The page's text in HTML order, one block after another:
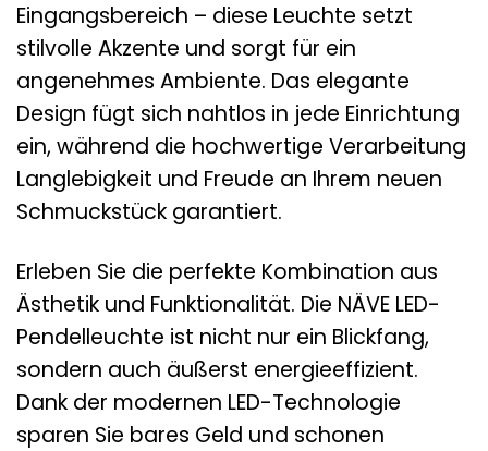
Eingangsbereich – diese Leuchte setzt
stilvolle Akzente und sorgt für ein
angenehmes Ambiente. Das elegante
Design fügt sich nahtlos in jede Einrichtung
ein, während die hochwertige Verarbeitung
Langlebigkeit und Freude an Ihrem neuen
Schmuckstück garantiert.
Erleben Sie die perfekte Kombination aus
Ästhetik und Funktionalität. Die NÄVE LED-
Pendelleuchte ist nicht nur ein Blickfang,
sondern auch äußerst energieeffizient.
Dank der modernen LED-Technologie
sparen Sie bares Geld und schonen